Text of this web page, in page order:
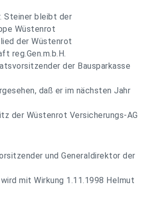
Steiner bleibt der
Wüstenrot
der Wüstenrot
reg.Gen.m.b.H.
der Bausparkasse
daß er im nächsten Jahr
der Wüstenrot Versicherungs-AG
und Generaldirektor der
mit Wirkung 1.11.1998 Helmut